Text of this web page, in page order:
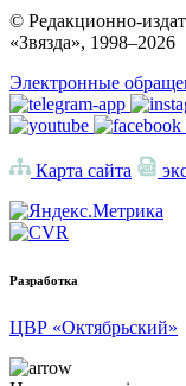
© Редакционно-
«Звязда», 1998–2026
Электронные
Карта сайта
Разработка
ЦВР «Октябрьский»